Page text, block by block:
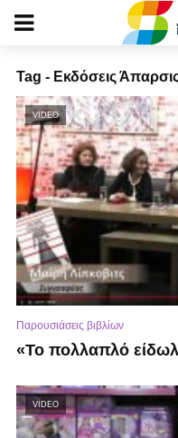
Tag - Εκδόσεις
VIDEO
Παρουσιάσεις βιβλίων
«Το πολλαπλό
VIDEO